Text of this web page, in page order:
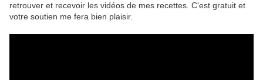
retrouver et recevoir les vidéos de mes recettes. C'est gratuit et
votre soutien me fera bien plaisir.